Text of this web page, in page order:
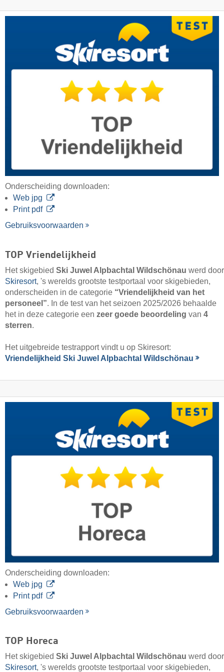
Onderscheiding downloaden:
Web jpg
Print pdf
Gebruiksvoorwaarden
TOP Vriendelijkheid
Het skigebied Ski Juwel Alpbachtal Wildschönau werd door
Skiresort, 's werelds grootste testportaal voor skigebieden,
onderscheiden in de categorie “Vriendelijkheid van het
personeel”. In de test van het seizoen 2025/2026 behaalde
het in deze categorie een zeer goede beoordeling van 4
sterren.
Het uitgebreide testrapport vindt u op Skiresort:
Vriendelijkheid Ski Juwel Alpbachtal Wildschönau
Onderscheiding downloaden:
Web jpg
Print pdf
Gebruiksvoorwaarden
TOP Horeca
Het skigebied Ski Juwel Alpbachtal Wildschönau werd door
Skiresort, 's werelds grootste testportaal voor skigebieden,